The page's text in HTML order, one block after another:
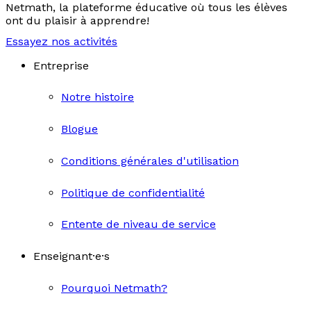
Netmath, la plateforme éducative où tous les élèves
ont du plaisir à apprendre!
Essayez nos activités
Entreprise
Notre histoire
Blogue
Conditions générales d'utilisation
Politique de confidentialité
Entente de niveau de service
Enseignant·e·s
Pourquoi Netmath?